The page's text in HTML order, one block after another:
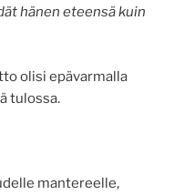
hänen eteensä kuin
olisi epävarmalla
tulossa.
mantereelle,